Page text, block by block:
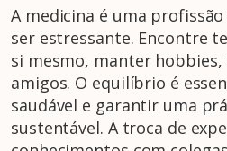
A medicina é uma
ser estressante. Encontre
si mesmo, manter
amigos. O equilíbrio é
saudável e garantir uma
sustentável. A troca de